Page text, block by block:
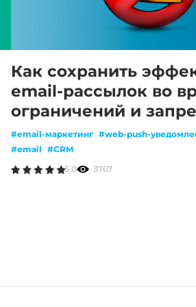
Как сохранить
email-рассылок во
ограничений и
#email-маркетинг #web-push-
#email #CRM
5.0
3767